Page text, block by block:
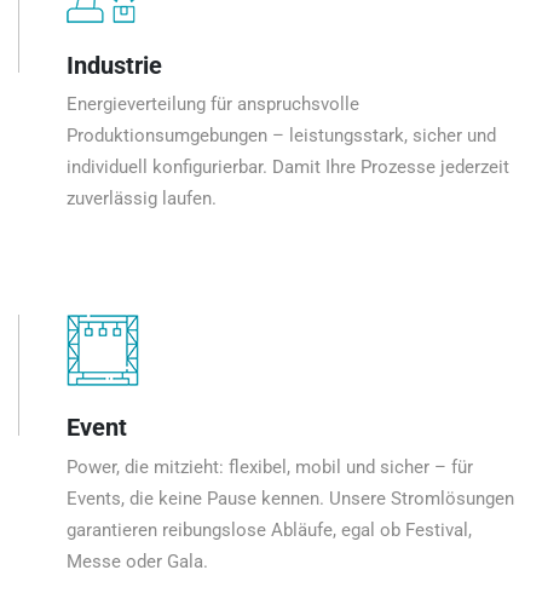
Industrie
Energieverteilung für anspruchsvolle
Produktionsumgebungen – leistungsstark, sicher und
individuell konfigurierbar. Damit Ihre Prozesse jederzeit
zuverlässig laufen.
Event
Power, die mitzieht: flexibel, mobil und sicher – für
Events, die keine Pause kennen. Unsere Stromlösungen
garantieren reibungslose Abläufe, egal ob Festival,
Messe oder Gala.